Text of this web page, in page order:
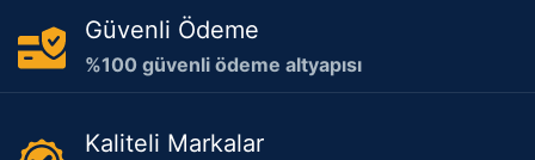
Güvenli Ödeme
%100 güvenli ödeme altyapısı
Kaliteli Markalar